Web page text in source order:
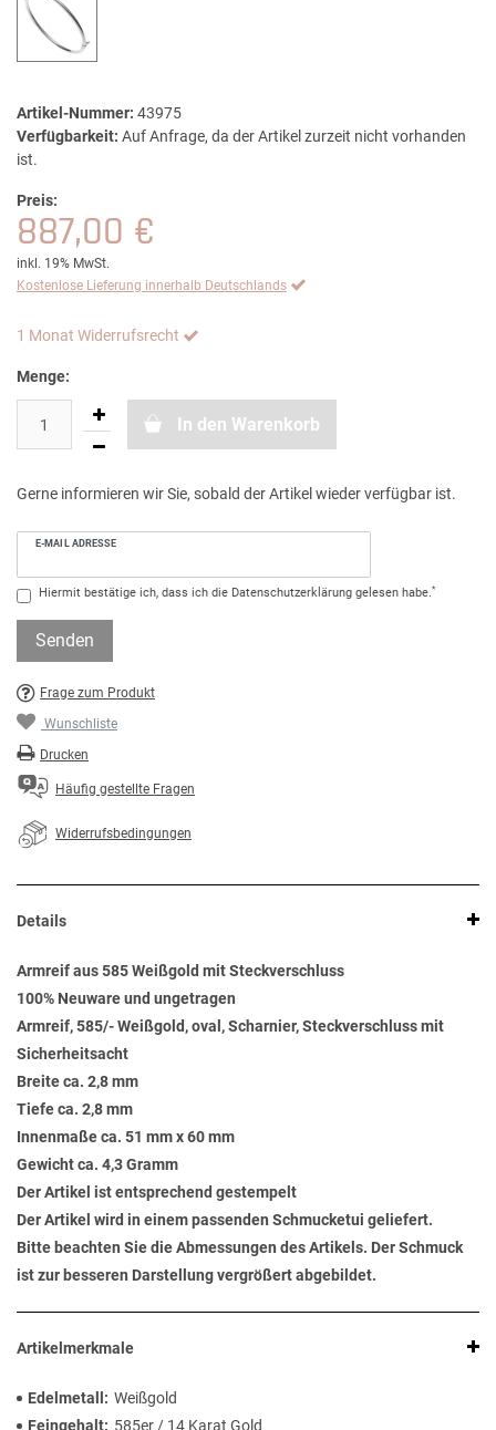
Artikel-Nummer: 43975
Verfügbarkeit: Auf Anfrage, da der Artikel zurzeit nicht vorhanden
ist.
Preis:
887,00 €
inkl. 19% MwSt.
Kostenlose Lieferung innerhalb Deutschlands
1 Monat Widerrufsrecht
Menge:
In den Warenkorb
Gerne informieren wir Sie, sobald der Artikel wieder verfügbar ist.
E-MAIL ADRESSE
Hiermit bestätige ich, dass ich die Daten­schutz­erklärung gelesen habe.*
Senden
Frage zum Produkt
Wunschliste
Drucken
Häufig gestellte Fragen
Widerrufsbedingungen
Details
Armreif aus 585 Weißgold mit Steckverschluss
100% Neuware und ungetragen
Armreif, 585/- Weißgold, oval, Scharnier, Steckverschluss mit
Sicherheitsacht
Breite ca. 2,8 mm
Tiefe ca. 2,8 mm
Innenmaße ca. 51 mm x 60 mm
Gewicht ca. 4,3 Gramm
Der Artikel ist entsprechend gestempelt
Der Artikel wird in einem passenden Schmucketui geliefert.
Bitte beachten Sie die Abmessungen des Artikels. Der Schmuck
ist zur besseren Darstellung vergrößert abgebildet.
Artikelmerkmale
Edelmetall
Weißgold
Feingehalt
585er / 14 Karat Gold